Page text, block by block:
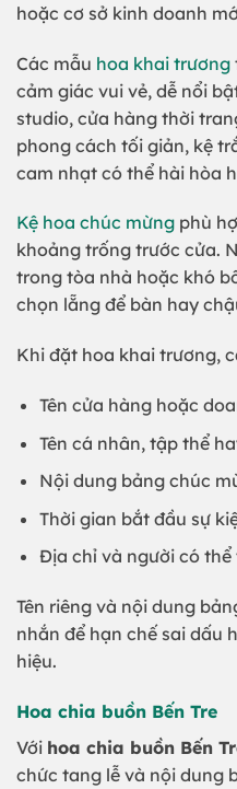
hoặc cơ sở kinh doanh
Các mẫu hoa khai trương
cảm giác vui vẻ, dễ nổi
studio, cửa hàng thời
phong cách tối giản, kệ
cam nhạt có thể hài hòa
Kệ hoa chúc mừng phù
khoảng trống trước cửa.
trong tòa nhà hoặc khó
chọn lẵng để bàn hay
Khi đặt hoa khai trương,
Tên cửa hàng hoặc
Tên cá nhân, tập thể
Nội dung bảng chúc
Thời gian bắt đầu sự
Địa chỉ và người có thể
Tên riêng và nội dung
nhắn để hạn chế sai dấu
hiệu.
Hoa chia buồn Bến Tre
Với hoa chia buồn Bến
chức tang lễ và nội dung